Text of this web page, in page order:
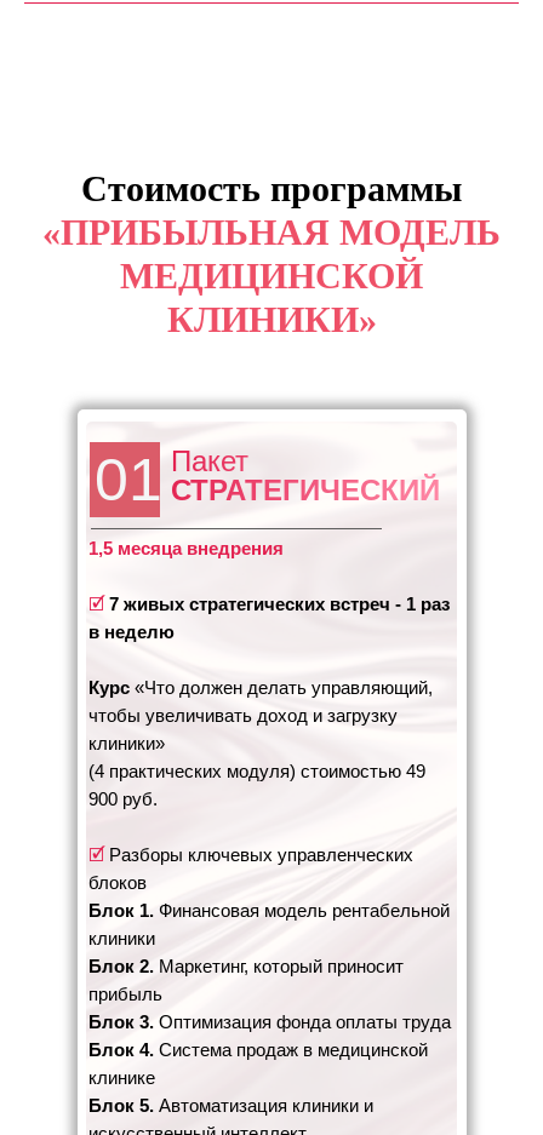
Стоимость программы
«ПРИБЫЛЬНАЯ МОДЕЛЬ
МЕДИЦИНСКОЙ
КЛИНИКИ»
1,5 месяца внедрения
🗹 7 живых стратегических встреч - 1 раз
в неделю
Курс «Что должен делать управляющий,
чтобы увеличивать доход и загрузку
клиники»
(4 практических модуля) стоимостью 49
900 руб.
🗹 Разборы ключевых управленческих
блоков
Блок 1. Финансовая модель рентабельной
клиники
Блок 2. Маркетинг, который приносит
прибыль
Блок 3. Оптимизация фонда оплаты труда
Блок 4. Система продаж в медицинской
клинике
Блок 5. Автоматизация клиники и
01 Пакет
СТРАТЕГИЧЕСКИЙ